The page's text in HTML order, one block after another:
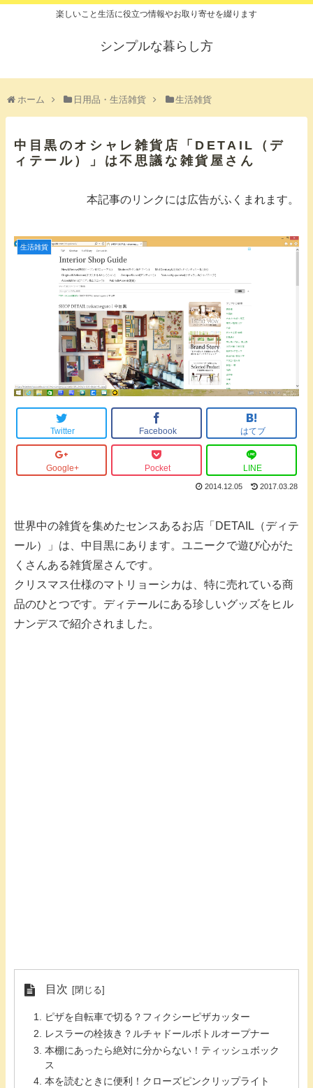
楽しいこと生活に役立つ情報やお取り寄せを綴ります
シンプルな暮らし方
ホーム 日用品・生活雑貨 生活雑貨
中目黒のオシャレ雑貨店「DETAIL（デ
ィテール）」は不思議な雑貨屋さん
本記事のリンクには広告がふくまれます。
生活雑貨
Twitter Facebook はてブ
Google+ Pocket LINE
2014.12.05 2017.03.28
世界中の雑貨を集めたセンスあるお店「DETAIL（ディテ
ール）」は、中目黒にあります。ユニークで遊び心がた
くさんある雑貨屋さんです。
クリスマス仕様のマトリョーシカは、特に売れている商
品のひとつです。ディテールにある珍しいグッズをヒル
ナンデスで紹介されました。
目次
ピザを自転車で切る？フィクシーピザカッター
レスラーの栓抜き？ルチャドールボトルオープナー
本棚にあったら絶対に分からない！ティッシュボック
ス
本を読むときに便利！クローズピンクリップライト